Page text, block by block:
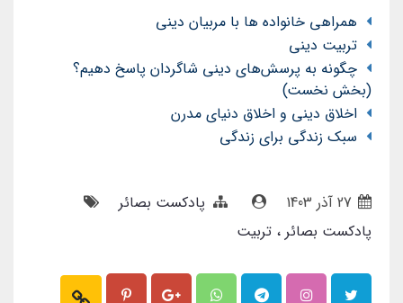
همراهی خانواده ها با مربیان دینی
تربیت دینی
چگونه به پرسش‌های دینی شاگردان پاسخ دهیم؟
(بخش نخست)
اخلاق دینی و اخلاق دنیای مدرن
سبک زندگی برای زندگی
پادکست بصائر
پادکست بصائر
تربیت